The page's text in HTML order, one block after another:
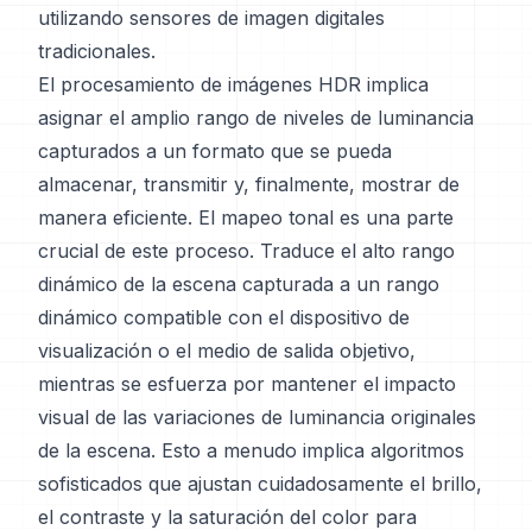
utilizando sensores de imagen digitales
tradicionales.
El procesamiento de imágenes HDR implica
asignar el amplio rango de niveles de luminancia
capturados a un formato que se pueda
almacenar, transmitir y, finalmente, mostrar de
manera eficiente. El mapeo tonal es una parte
crucial de este proceso. Traduce el alto rango
dinámico de la escena capturada a un rango
dinámico compatible con el dispositivo de
visualización o el medio de salida objetivo,
mientras se esfuerza por mantener el impacto
visual de las variaciones de luminancia originales
de la escena. Esto a menudo implica algoritmos
sofisticados que ajustan cuidadosamente el brillo,
el contraste y la saturación del color para